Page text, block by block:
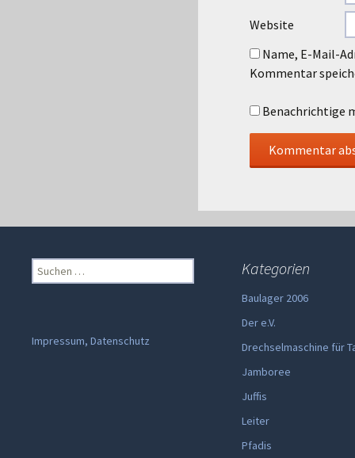
Website
Name, E-Mail-
Kommentar
Benachrichtige
Suchen
nach:
Kategorien
Baulager 2006
Der e.V.
Drechselmaschine für
Jamboree
Juffis
Leiter
Pfadis
Impressum, Datenschutz